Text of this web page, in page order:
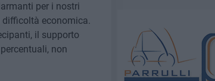
per i nostri
difficoltà economica.
il supporto
non